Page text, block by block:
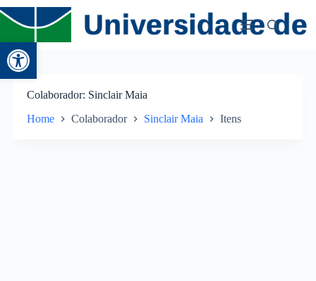
Abrir a barra de ferramentas
Colaborador Sinclair Maia
Home Colaborador Sinclair Maia Itens